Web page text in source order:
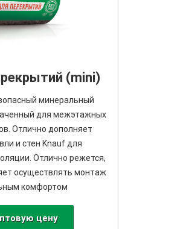
(mini)
минеральный
для межэтажных
Отлично дополняет
и стен Knauf для
Отлично режется,
осуществлять монтаж
комфортом
цену